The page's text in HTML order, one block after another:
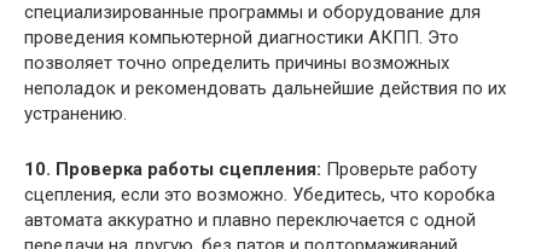
специализированные программы и оборудование для
проведения компьютерной диагностики АКПП. Это
позволяет точно определить причины возможных
неполадок и рекомендовать дальнейшие действия по их
устранению.
10. Проверка работы сцепления: Проверьте работу
сцепления, если это возможно. Убедитесь, что коробка
автомата аккуратно и плавно переключается с одной